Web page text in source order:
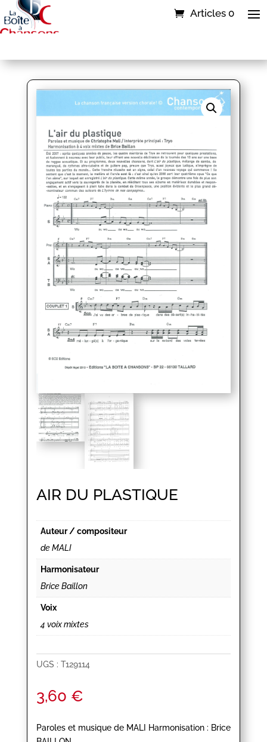
Articles 0
AIR DU PLASTIQUE
Auteur / compositeur
de MALI
Harmonisateur
Brice Baillon
Voix
4 voix mixtes
UGS : T129114
3,60 €
Paroles et musique de MALI Harmonisation : Brice